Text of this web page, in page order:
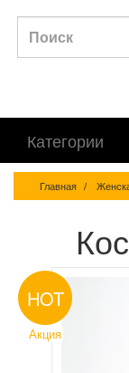
Категории
Главная
HOT
Акция